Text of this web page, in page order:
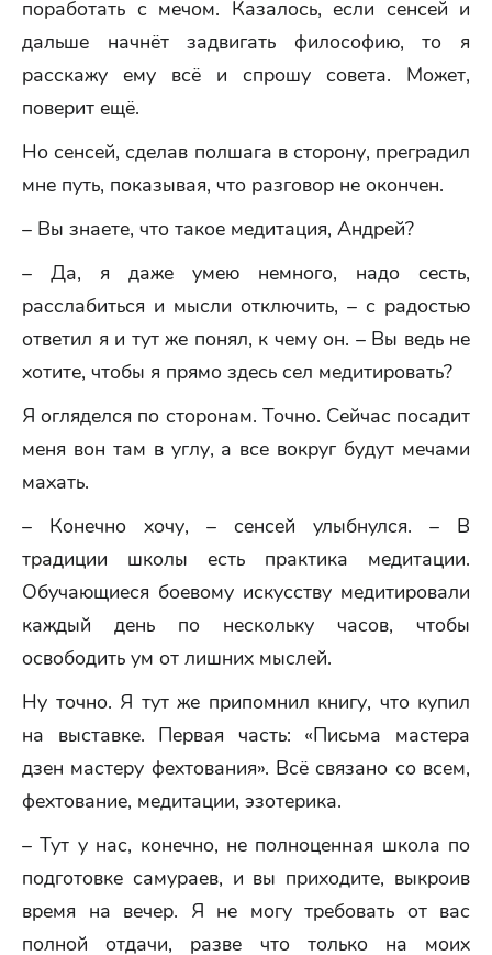
поработать с мечом. Казалось, если сенсей и
дальше начнёт задвигать философию, то я
расскажу ему всё и спрошу совета. Может,
поверит ещё.
Но сенсей, сделав полшага в сторону, преградил
мне путь, показывая, что разговор не окончен.
– Вы знаете, что такое медитация, Андрей?
– Да, я даже умею немного, надо сесть,
расслабиться и мысли отключить, – с радостью
ответил я и тут же понял, к чему он. – Вы ведь не
хотите, чтобы я прямо здесь сел медитировать?
Я огляделся по сторонам. Точно. Сейчас посадит
меня вон там в углу, а все вокруг будут мечами
махать.
– Конечно хочу, – сенсей улыбнулся. – В
традиции школы есть практика медитации.
Обучающиеся боевому искусству медитировали
каждый день по нескольку часов, чтобы
освободить ум от лишних мыслей.
Ну точно. Я тут же припомнил книгу, что купил
на выставке. Первая часть: «Письма мастера
дзен мастеру фехтования». Всё связано со всем,
фехтование, медитации, эзотерика.
– Тут у нас, конечно, не полноценная школа по
подготовке самураев, и вы приходите, выкроив
время на вечер. Я не могу требовать от вас
полной отдачи, разве что только на моих